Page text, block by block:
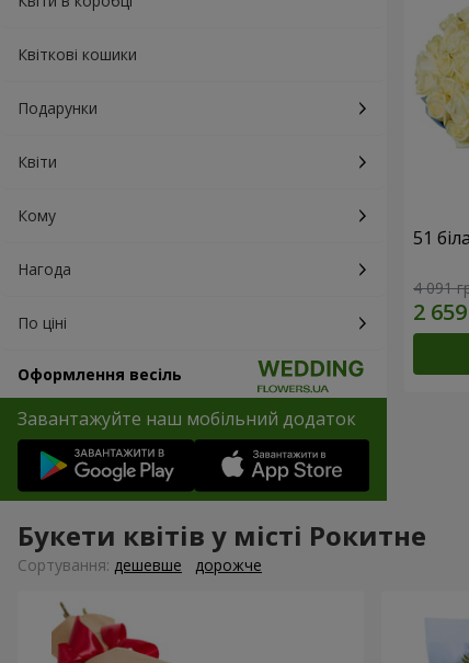
Квіткові кошики
Подарунки
Квіти
Кому
Нагода
По ціні
Оформлення весіль
Завантажуйте наш мобільний додаток
51
4 091
Букети квітів у місті Рокитне
Сортування: дешевше дорожче